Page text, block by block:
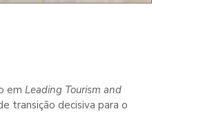
em Leading Tourism and
transição decisiva para o